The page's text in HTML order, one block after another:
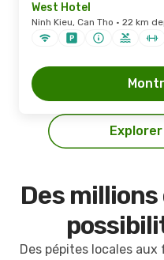
West Hotel
Ninh Kieu, Can Tho · 22 km
Des
Des pépites locales